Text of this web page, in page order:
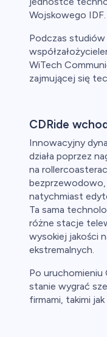
Wojskowego IDF.
Podczas
WiTech
zajmującej się
CDRide
Innowacyjny
działa poprzez
na
bezprzewodowo,
natychmiast
Ta sama
różne stacje
wysokiej jakości
ekstremalnych.
Po uruchomieniu
stanie wygrać
firmami, takimi